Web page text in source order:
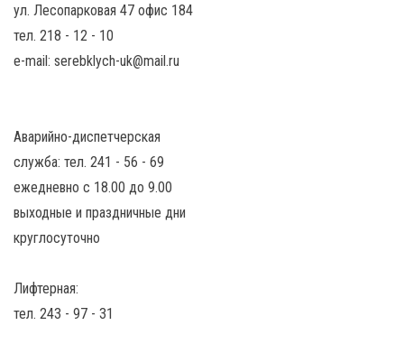
ул. Лесопарковая 47 офис 184
тел. 218 - 12 - 10
e-mail: serebklych-uk@mail.ru
Аварийно-диспетчерская
служба: тел. 241 - 56 - 69
ежедневно с 18.00 до 9.00
выходные и праздничные дни
круглосуточно
Лифтерная:
тел. 243 - 97 - 31